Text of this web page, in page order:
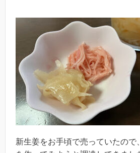
新生姜をお手頃で売っていたので